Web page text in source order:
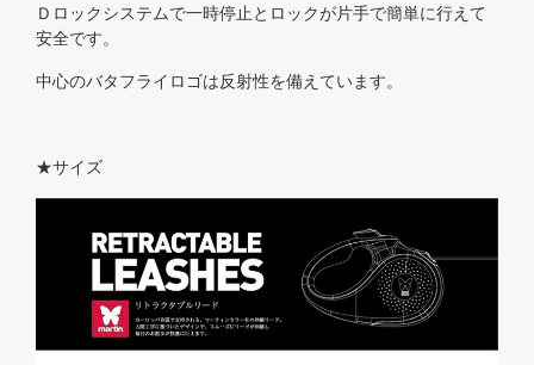
Ｄロックシステムで一時停止とロックが片手で簡単に行えて
安全です。
中心のバタフライロゴは反射性を備えています。
★サイズ